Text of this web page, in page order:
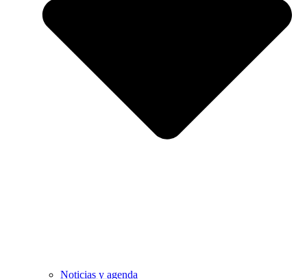
Noticias y agenda